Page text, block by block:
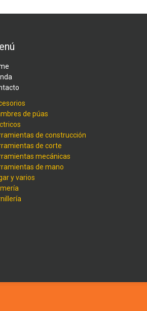
de púas
de construcción
de corte
mecánicas
de mano
y varios